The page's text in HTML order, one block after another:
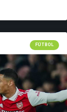
FÚTBOL